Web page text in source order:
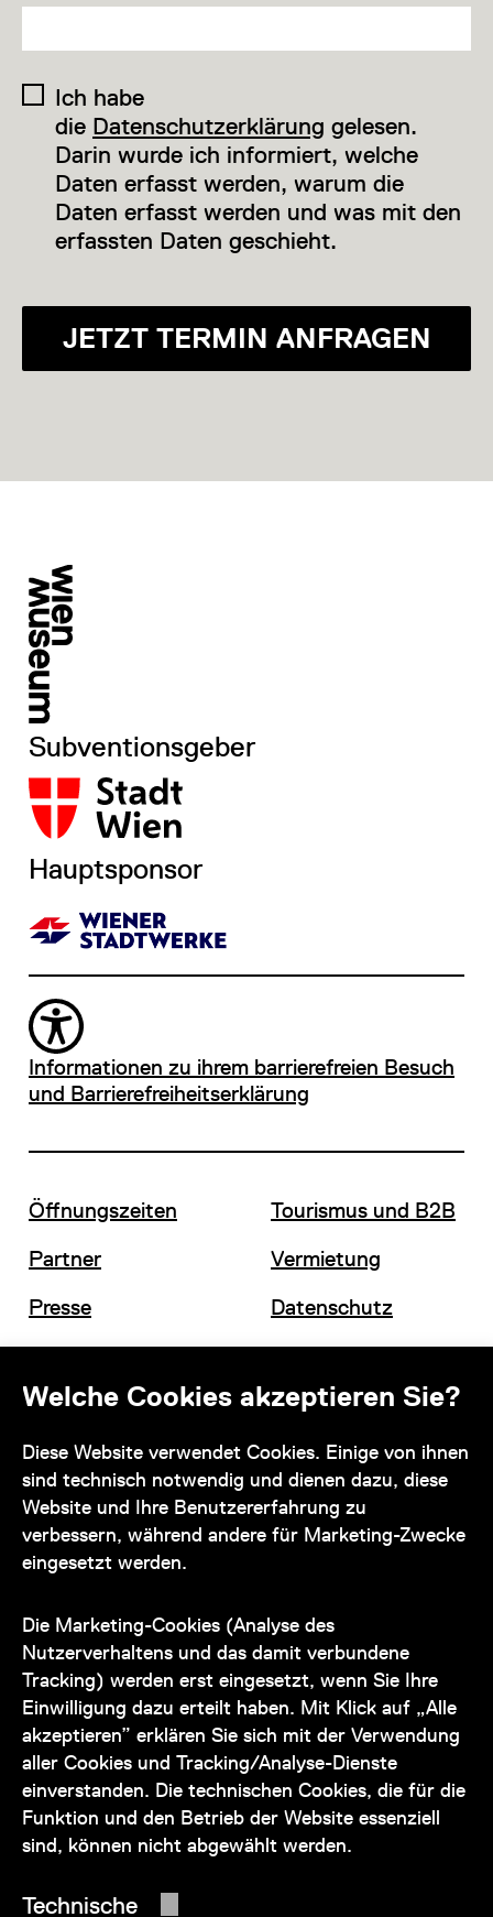
Welche Cookies akzeptieren Sie?
Diese Website verwendet Cookies. Einige von ihnen
sind technisch notwendig und dienen dazu, diese
Website und Ihre Benutzererfahrung zu
verbessern, während andere für Marketing-Zwecke
eingesetzt werden.
Die Marketing-Cookies (Analyse des
Nutzerverhaltens und das damit verbundene
Tracking) werden erst eingesetzt, wenn Sie Ihre
Einwilligung dazu erteilt haben. Mit Klick auf „Alle
akzeptieren” erklären Sie sich mit der Verwendung
aller Cookies und Tracking/Analyse-Dienste
einverstanden. Die technischen Cookies, die für die
Funktion und den Betrieb der Website essenziell
sind, können nicht abgewählt werden.
Technische
Ich habe
die Datenschutzerklärung gelesen.
Darin wurde ich informiert, welche
Daten erfasst werden, warum die
Daten erfasst werden und was mit den
erfassten Daten geschieht.
JETZT TERMIN ANFRAGEN
Subventionsgeber
Hauptsponsor
Informationen zu ihrem barrierefreien Besuch
und Barrierefreiheitserklärung
Öffnungszeiten
Partner
Presse
Tourismus und B2B
Vermietung
Datenschutz
Kontakt
auch telefonisch zur Verfügung:
+43 1 505 87 47 85173
service@wienmuseum.at